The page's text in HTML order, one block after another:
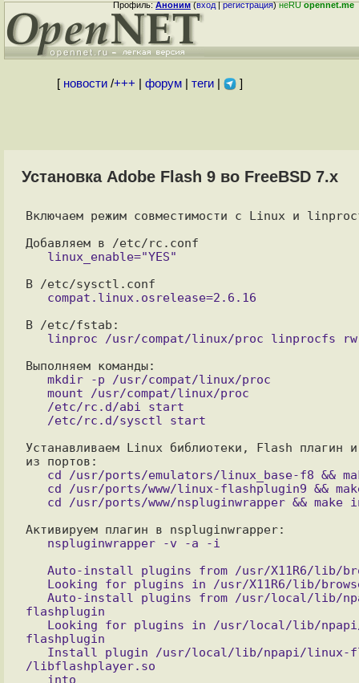
Профиль:Аноним(вход|регистрация)неRUopennet.me
[ новости/+++ форум| теги| ]
Установка Adobe Flash 9 во FreeBSD 7.x
Включаем режим совместимости с Linux и
Устанавливаем Linux библиотеки, Flash плагин
flashplugin
flashplugin
/libflashplayer.so